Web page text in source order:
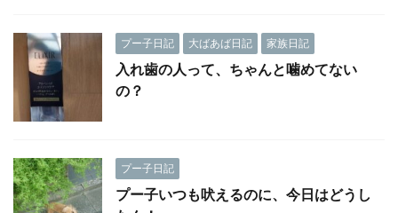
プー子日記 大ばあば日記 家族日記
入れ歯の人って、ちゃんと噛めてない
の？
プー子日記
プー子いつも吠えるのに、今日はどうし